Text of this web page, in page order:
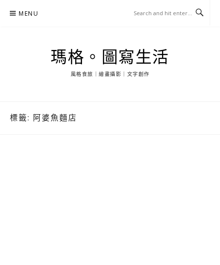
MENU
瑪格。圖寫生活
風格食旅｜繪畫攝影｜文字創作
標籤: 阿婆魚麵店